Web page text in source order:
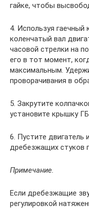
гайке, чтобы
4. Используя гаечный
коленчатый вал
часовой стрелки на
его в тот момент,
максимальным.
проворачивания в
5. Закрутите
установите крышку
6. Пустите двигатель
дребезжащих стуков
Примечание.
Если дребезжащие
регулировкой